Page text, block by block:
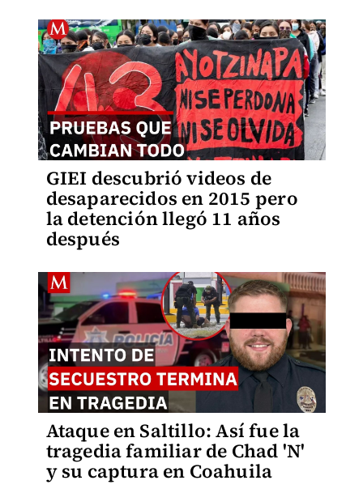
GIEI descubrió videos de
desaparecidos en 2015 pero
la detención llegó 11 años
después
Ataque en Saltillo: Así fue la
tragedia familiar de Chad 'N'
y su captura en Coahuila